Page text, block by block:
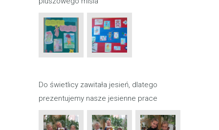
Do świetlicy zawitała jesień, dlatego
prezentujemy nasze jesienne prace